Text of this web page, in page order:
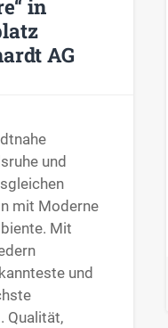
in
AG
und
mit Moderne
Mit
und
Qualität,